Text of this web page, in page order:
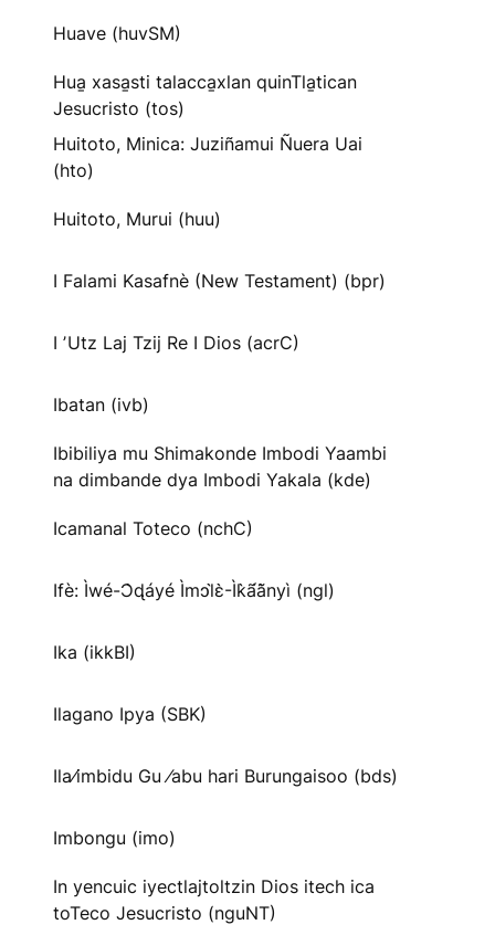
Huave (huvSM)
Hua̱ xasa̱sti talacca̱xlan quinTla̱tican
Jesucristo (tos)
Huitoto, Minica: Juziñamui Ñuera Uai
(hto)
Huitoto, Murui (huu)
I Falami Kasafnè (New Testament) (bpr)
I ʼUtz Laj Tzij Re I Dios (acrC)
Ibatan (ivb)
Ibibiliya mu Shimakonde Imbodi Yaambi
na dimbande dya Imbodi Yakala (kde)
Icamanal Toteco (nchC)
Ifè: Ìwé-Ɔ̀ɖáyé Ìmↄl̀ɛ̀-Ìk̀ã́ã̀nyì (ngl)
Ika (ikkBI)
Ilagano Ipya (SBK)
Ila⁄imbidu Gu ⁄abu hari Burungaisoo (bds)
Imbongu (imo)
In yencuic iyectlajtoltzin Dios itech ica
toTeco Jesucristo (nguNT)